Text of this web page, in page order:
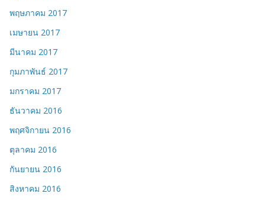
พฤษภาคม 2017
เมษายน 2017
มีนาคม 2017
กุมภาพันธ์ 2017
มกราคม 2017
ธันวาคม 2016
พฤศจิกายน 2016
ตุลาคม 2016
กันยายน 2016
สิงหาคม 2016